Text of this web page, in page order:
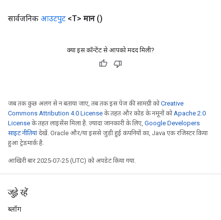
सार्वजनिक आउटपुट <T> मान ()
क्या इस कॉन्टेंट से आपको मदद मिली?
जब तक कुछ अलग से न बताया जाए, तब तक इस पेज की सामग्री कोCreative
Commons Attribution 4.0 License के तहत और कोड के नमूनों कोApache 2.0
License के तहत लाइसेंस मिला है. ज़्यादा जानकारी के लिए, Google Developers
साइट नीतियांदेखें. Oracle और/या इससे जुड़ी हुई कंपनियों का, Java एक रजिस्टर किया
हुआ ट्रेडमार्क है.
आखिरी बार 2025-07-25 (UTC) को अपडेट किया गया.
जुड़े रहें
ब्लॉग